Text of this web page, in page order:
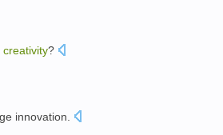
creativity?
innovation